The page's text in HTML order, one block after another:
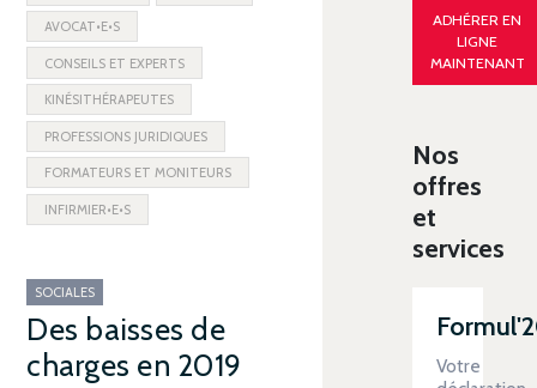
AVOCAT•E•S
CONSEILS ET EXPERTS
KINÉSITHÉRAPEUTES
PROFESSIONS JURIDIQUES
FORMATEURS ET MONITEURS
INFIRMIER•E•S
SOCIALES
Des baisses de
charges en 2019
ADHÉRER EN
LIGNE
MAINTENANT
Nos
offres
et
services
Votre